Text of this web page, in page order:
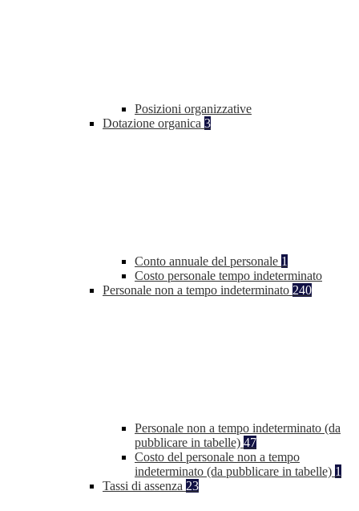
Posizioni organizzative
Dotazione organica 3
Conto annuale del personale 1
Costo personale tempo indeterminato
Personale non a tempo indeterminato 240
Personale non a tempo indeterminato (da
pubblicare in tabelle) 47
Costo del personale non a tempo
indeterminato (da pubblicare in tabelle) 1
Tassi di assenza 23